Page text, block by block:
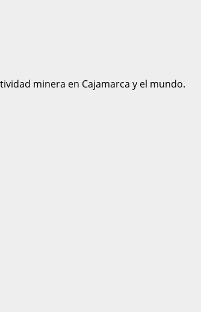
minera en Cajamarca y el mundo.